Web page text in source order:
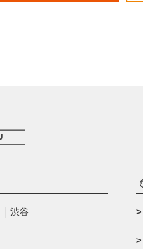
渋谷